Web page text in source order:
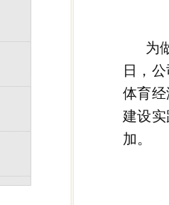
为
日，
体育
建设
加。